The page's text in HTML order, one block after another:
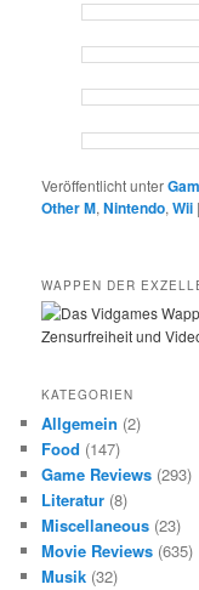
Veröffentlicht unter
Other M,Nintendo,Wii
WAPPEN DER
KATEGORIEN
Allgemein (2)
Food (147)
Game Reviews (293)
Literatur (8)
Miscellaneous (23)
Movie Reviews (635)
Musik (32)